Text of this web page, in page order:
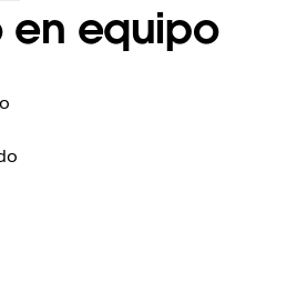
en equipo